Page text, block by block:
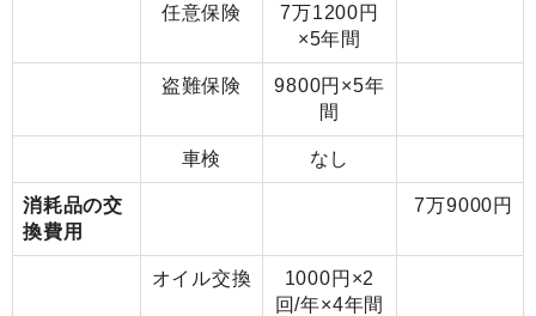
任意保険
7万1200円
×5年間
盗難保険
9800円×5年
間
車検 なし
消耗品の交
換費用
7万9000円
オイル交換
1000円×2
回/年×4年間